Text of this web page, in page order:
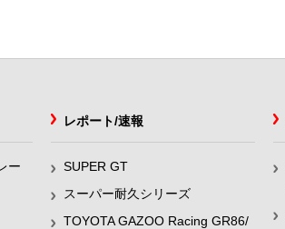
ー
レポート/速報
SUPER GT
スーパー耐久シリーズ
TOYOTA GAZOO Racing GR86/